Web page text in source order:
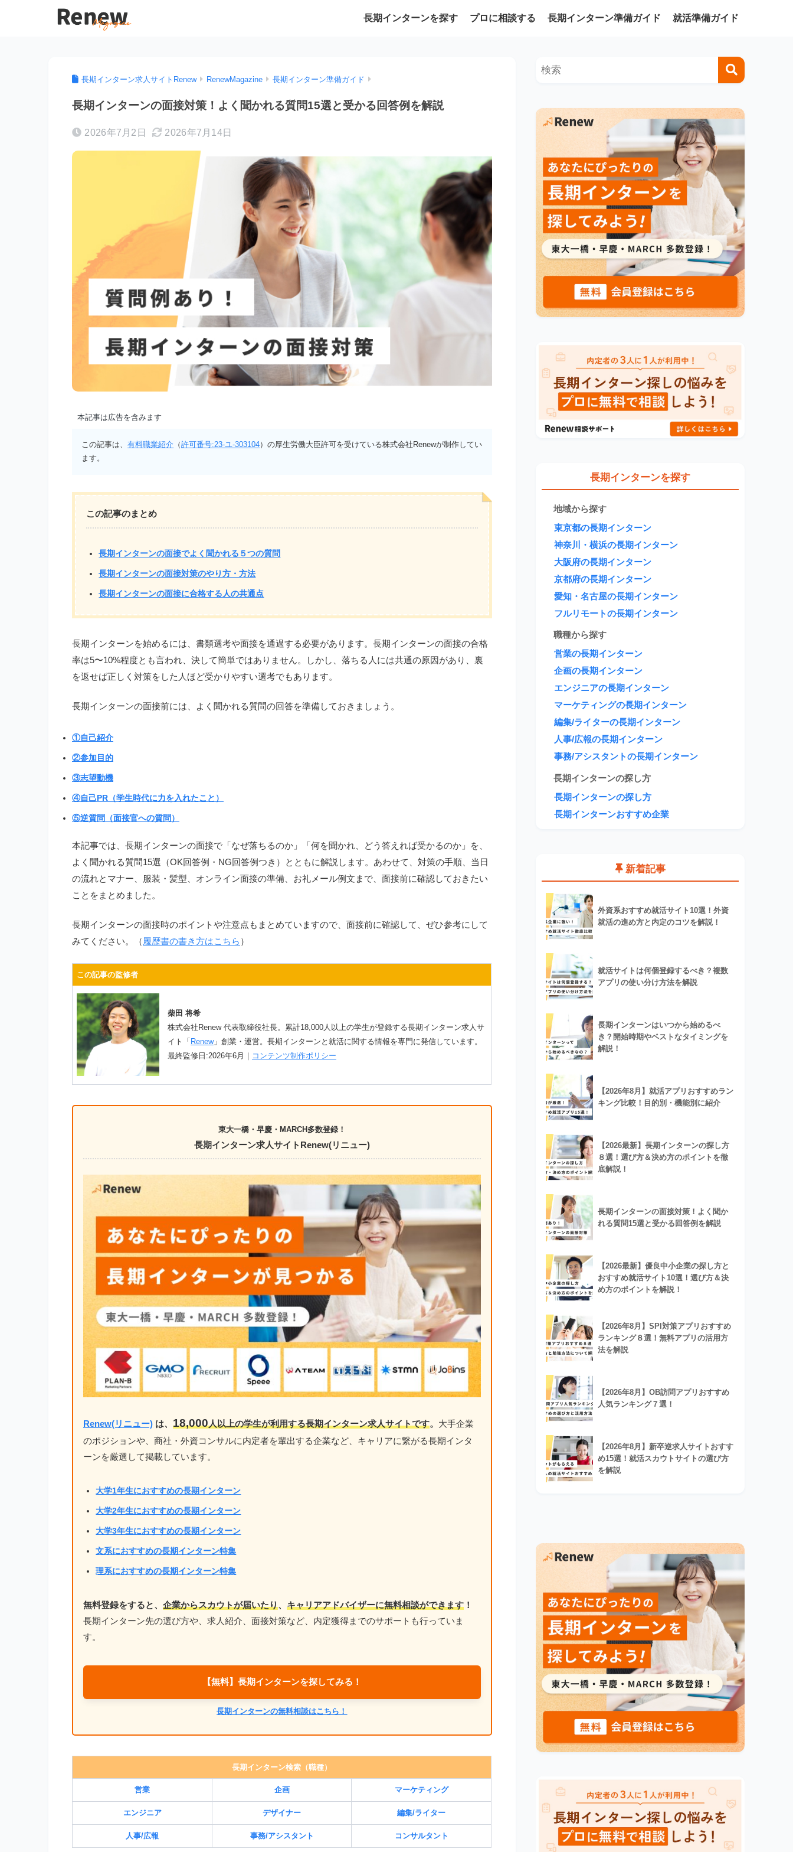
長期インターンを探す プロに相談する 長期インターン準備ガイド 就活準備ガイド
長期インターン求人サイトRenew RenewMagazine 長期インターン準備ガイド
長期インターンの面接対策！よく聞かれる質問15選と受かる回答例を解説
2026年7月2日 2026年7月14日
本記事は広告を含みます
この記事は、有料職業紹介 （許可番号:23-ユ-303104）の厚生労働大臣許可を受けている株式会社Renewが制作してい
ます。
この記事のまとめ
長期インターンの面接でよく聞かれる５つの質問
長期インターンの面接対策のやり方・方法
長期インターンの面接に合格する人の共通点
長期インターンを始めるには、書類選考や面接を通過する必要があります。長期インターンの面接の合格
率は5〜10%程度とも言われ、決して簡単ではありません。しかし、落ちる人には共通の原因があり、裏
を返せば正しく対策をした人ほど受かりやすい選考でもあります。
長期インターンの面接前には、よく聞かれる質問の回答を準備しておきましょう。
①自己紹介
②参加目的
③志望動機
④自己PR（学生時代に力を入れたこと）
⑤逆質問（面接官への質問）
本記事では、長期インターンの面接で「なぜ落ちるのか」「何を聞かれ、どう答えれば受かるのか」を、
よく聞かれる質問15選（OK回答例・NG回答例つき）とともに解説します。あわせて、対策の手順、当日
の流れとマナー、服装・髪型、オンライン面接の準備、お礼メール例文まで、面接前に確認しておきたい
ことをまとめました。
長期インターンの面接時のポイントや注意点もまとめていますので、面接前に確認して、ぜひ参考にして
みてください。（履歴書の書き方はこちら ）
この記事の監修者
柴田 将希
株式会社Renew 代表取締役社長。累計18,000人以上の学生が登録する長期インターン求人サ
イト「Renew」創業・運営。長期インターンと就活に関する情報を専門に発信しています。
最終監修日:2026年6月｜ コンテンツ制作ポリシー
東大一橋・早慶・MARCH多数登録！
長期インターン求人サイトRenew(リニュー)
Renew(リニュー) は、18,000人以上の学生が利用する長期インターン求人サイトです。 大手企業
のポジションや、商社・外資コンサルに内定者を輩出する企業など、キャリアに繋がる長期インタ
ーンを厳選して掲載しています。
大学1年生におすすめの長期インターン
大学2年生におすすめの長期インターン
大学3年生におすすめの長期インターン
文系におすすめの長期インターン特集
理系におすすめの長期インターン特集
無料登録をすると、企業からスカウトが届いたり、キャリアアドバイザーに無料相談ができます ！
長期インターン先の選び方や、求人紹介、面接対策など、内定獲得までのサポートも行っていま
す。
【無料】長期インターンを探してみる！
長期インターンの無料相談はこちら！
長期インターン検索（職種）
営業 企画 マーケティング
エンジニア デザイナー 編集/ライター
人事/広報 事務/アシスタント コンサルタント
長期インターンを探す
地域から探す
東京都の長期インターン
神奈川・横浜の長期インターン
大阪府の長期インターン
京都府の長期インターン
愛知・名古屋の長期インターン
フルリモートの長期インターン
職種から探す
営業の長期インターン
企画の長期インターン
エンジニアの長期インターン
マーケティングの長期インターン
編集/ライターの長期インターン
人事/広報の長期インターン
事務/アシスタントの長期インターン
長期インターンの探し方
長期インターンの探し方
長期インターンおすすめ企業
新着記事
外資系おすすめ就活サイト10選！外資
就活の進め方と内定のコツを解説！
就活サイトは何個登録するべき？複数
アプリの使い分け方法を解説
長期インターンはいつから始めるべ
き？開始時期やベストなタイミングを
解説！
【2026年8月】就活アプリおすすめラン
キング比較！目的別・機能別に紹介
【2026最新】長期インターンの探し方
８選！選び方＆決め方のポイントを徹
底解説！
長期インターンの面接対策！よく聞か
れる質問15選と受かる回答例を解説
【2026最新】優良中小企業の探し方と
おすすめ就活サイト10選！選び方＆決
め方のポイントを解説！
【2026年8月】SPI対策アプリおすすめ
ランキング８選！無料アプリの活用方
法を解説
【2026年8月】OB訪問アプリおすすめ
人気ランキング７選！
【2026年8月】新卒逆求人サイトおすす
め15選！就活スカウトサイトの選び方
を解説